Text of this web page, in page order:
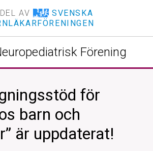
AV
SVENSKA
Förening
för
barn och
är uppdaterat!